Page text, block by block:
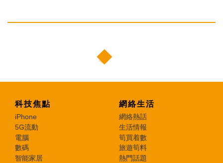
科技焦點
iPhone
5G流動
電腦
數碼
智能家居
網絡生活
網絡熱話
生活情報
筍買着數
旅遊筍料
熱門話題